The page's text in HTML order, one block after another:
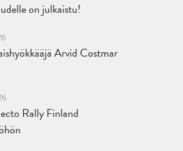
on julkaistu!
Arvid Costmar
Rally Finland